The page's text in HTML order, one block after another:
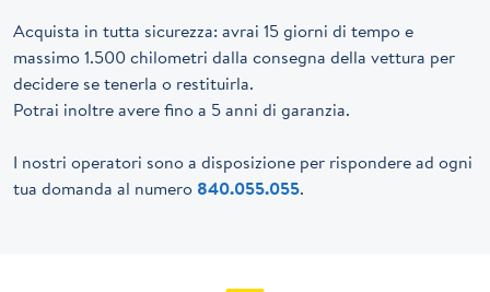
Acquista in tutta sicurezza: avrai 15 giorni di tempo e
massimo 1.500 chilometri dalla consegna della vettura per
decidere se tenerla o restituirla.
Potrai inoltre avere fino a 5 anni di garanzia.
I nostri operatori sono a disposizione per rispondere ad ogni
tua domanda al numero 840.055.055.